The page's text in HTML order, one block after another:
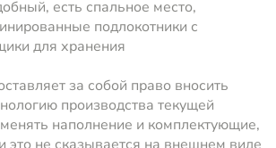
есть спальное место,
подлокотники с
для хранения
за собой право вносить
производства текущей
наполнение и комплектующие,